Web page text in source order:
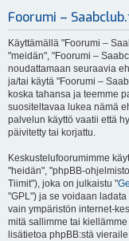
Foorumi –
Käyttämällä "Foorumi –
"meidän", "Foorumi –
noudattamaan seuraavia
ja/tai käytä "Foorumi –
koska tahansa ja teemme
suositeltavaa lukea nämä
palvelun käyttö vaatii että
päivitetty tai korjattu.
Keskustelufoorumimme
"heidän", "phpBB-
Tiimit"), joka on julkaistu "
"GPL") ja se voidaan
vain ympäristön internet-
mitä sallimme tai
lisätietoa phpBB:stä